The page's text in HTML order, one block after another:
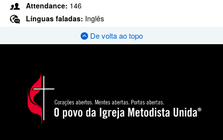
Attendance: 146
Línguas faladas: Inglês
De volta ao topo